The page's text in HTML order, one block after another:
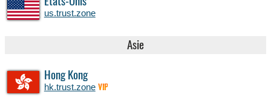
us.trust.zone
Asie
Hong Kong
hk.trust.zone VIP